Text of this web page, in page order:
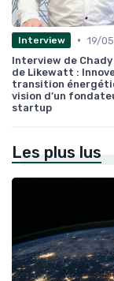
Interview • 19/
Interview de Chady
de Likewatt :
transition
vision d’un
startup
Les plus lus